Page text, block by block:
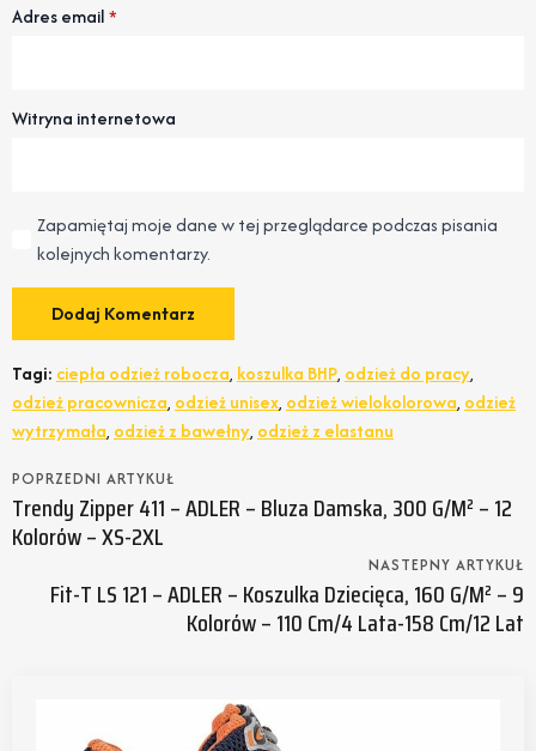
Adres email*
Witryna internetowa
Zapamiętaj moje dane w tej przeglądarce podczas pisania
kolejnych komentarzy.
Tagi: ciepła odzież robocza, koszulka BHP, odzież do pracy,
odzież pracownicza, odzież unisex, odzież wielokolorowa, odzież
wytrzymała, odzież z bawełny, odzież z elastanu
POPRZEDNI ARTYKUŁ
Trendy Zipper 411 – ADLER – Bluza Damska, 300 G/m² – 12
Kolorów – XS-2XL
NASTEPNY ARTYKUŁ
Fit-T LS 121 – ADLER – Koszulka Dziecięca, 160 G/m² – 9
Kolorów – 110 Cm/4 Lata-158 Cm/12 Lat